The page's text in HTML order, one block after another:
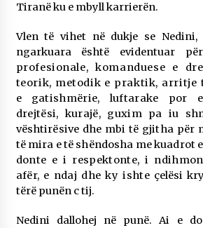
Tiranë ku e mbyll karrierën.
Vlen të vihet në dukje se
ngarkuara është evidentuar
profesionale, komanduese e
teorik, metodik e praktik, arritje
e gatishmërie, luftarake por
drejtësi, kurajë, guxim pa iu
vështirësive dhe mbi të gjitha për
të mira e të shëndosha me kuadrot
donte e i respektonte, i
afër, e ndaj dhe ky ishte çelësi
tërë punën c tij.
Nedini dallohej në punë. Ai e